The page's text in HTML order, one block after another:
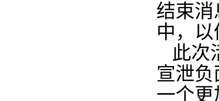
结束
中，
此次
宣泄
一个